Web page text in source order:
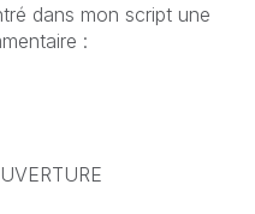
dans mon script une
: